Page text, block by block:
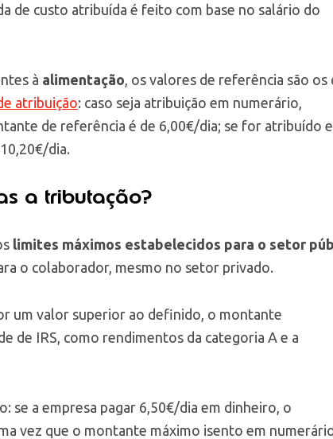
de custo atribuída é feito com base no salário do
à alimentação , os valores de referência são os
atribuição: caso seja atribuição em numerário,
de referência é de 6,00€/dia; se for atribuído
dia.
a tributação?
limites máximos estabelecidos para o setor
o colaborador, mesmo no setor privado.
um valor superior ao definido, o montante
de IRS, como rendimentos da categoria A e a
se a empresa pagar 6,50€/dia em dinheiro, o
vez que o montante máximo isento em